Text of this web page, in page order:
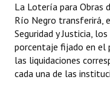
Banca del Vecino -
Huéspedes de Honor
Antiguos Pobladores -
La Lotería para Obras
Río Negro transferirá,
Seguridad y Justicia,
porcentaje fijado en el
las liquidaciones
cada una de las